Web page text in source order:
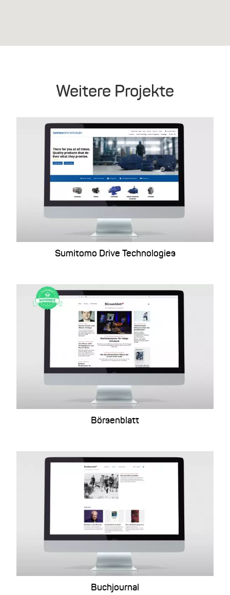
Weitere Projekte
Sumitomo Drive Technologies
Börsenblatt
Buchjournal